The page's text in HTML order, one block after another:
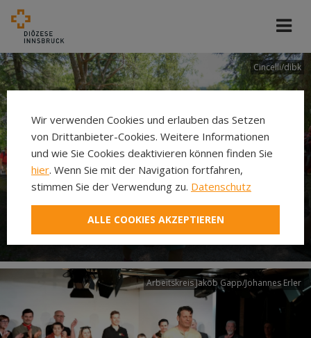
Cincelli/dibk
Neuer Pilgerweg Via
Laudato si’
Arbeitskreis Jakob Gapp/Johannes Erler
Wir verwenden Cookies und erlauben das Setzen
von Drittanbieter-Cookies. Weitere Informationen
und wie Sie Cookies deaktivieren können finden Sie
hier. Wenn Sie mit der Navigation fortfahren,
stimmen Sie der Verwendung zu. Datenschutz
ALLE COOKIES AKZEPTIEREN